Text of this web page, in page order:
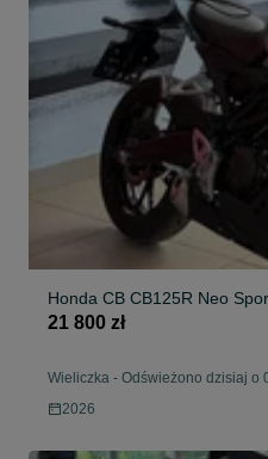
Honda CB CB125R Neo
21 800 zł
Wieliczka - Odświeżono dzisiaj o
2026